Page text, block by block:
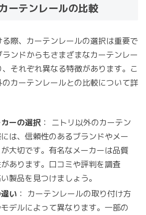
ーテンレールの比較
際、カーテンレールの選択は重要で
ンドからもさまざまなカーテンレー
それぞれ異なる特徴があります。こ
カーテンレールとの比較について詳
ーの選択 ： ニトリ以外のカーテン
は、信頼性のあるブランドやメー
大切です。有名なメーカーは品質
あります。口コミや評判を調査
製品を見つけましょう。
い ： カーテンレールの取り付け方
デルによって異なります。一部の